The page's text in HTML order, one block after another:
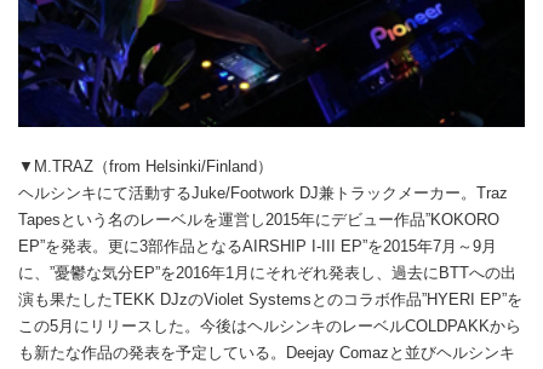
▼M.TRAZ（from Helsinki/Finland）
ヘルシンキにて活動するJuke/Footwork DJ兼トラックメーカー。Traz
Tapesという名のレーベルを運営し2015年にデビュー作品”KOKORO
EP”を発表。更に3部作品となるAIRSHIP I-III EP”を2015年7月～9月
に、”憂鬱な気分EP”を2016年1月にそれぞれ発表し、過去にBTTへの出
演も果たしたTEKK DJzのViolet Systemsとのコラボ作品”HYERI EP”を
この5月にリリースした。今後はヘルシンキのレーベルCOLDPAKKから
も新たな作品の発表を予定している。Deejay Comazと並びヘルシンキ